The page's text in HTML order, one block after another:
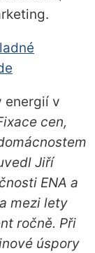
energií v
cen,
Jiří
ENA a
mezi lety
ročně. Při
úspory